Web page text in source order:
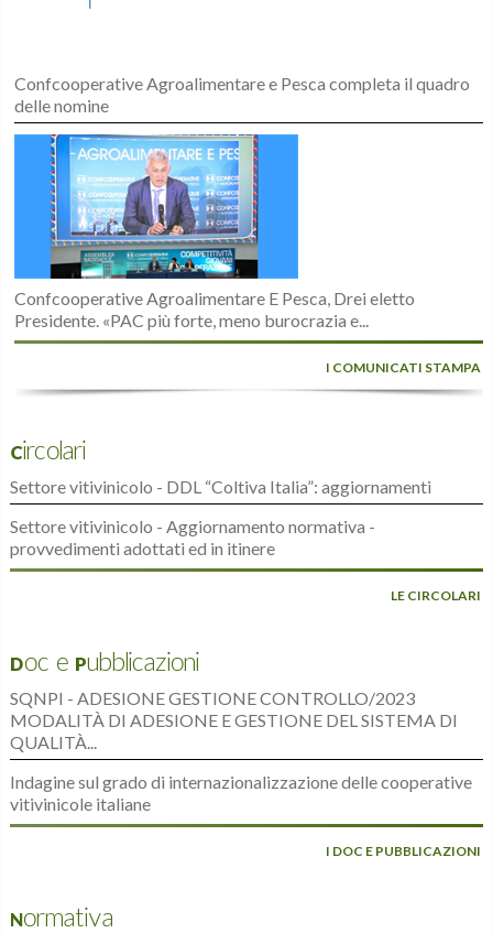
Confcooperative Agroalimentare e Pesca completa il quadro
delle nomine
Confcooperative Agroalimentare E Pesca, Drei eletto
Presidente. «PAC più forte, meno burocrazia e...
I COMUNICATI STAMPA
Circolari
Settore vitivinicolo - DDL “Coltiva Italia”: aggiornamenti
Settore vitivinicolo - Aggiornamento normativa -
provvedimenti adottati ed in itinere
LE CIRCOLARI
Doc e Pubblicazioni
SQNPI - ADESIONE GESTIONE CONTROLLO/2023
MODALITÀ DI ADESIONE E GESTIONE DEL SISTEMA DI
QUALITÀ...
Indagine sul grado di internazionalizzazione delle cooperative
vitivinicole italiane
I DOC E PUBBLICAZIONI
Normativa